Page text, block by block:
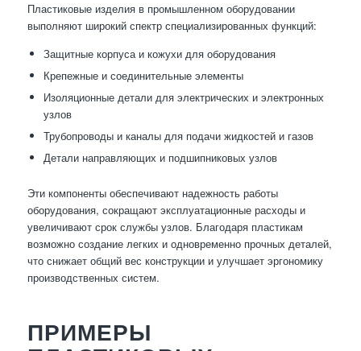
Пластиковые изделия в промышленном оборудовании
выполняют широкий спектр специализированных функций:
Защитные корпуса и кожухи для оборудования
Крепежные и соединительные элементы
Изоляционные детали для электрических и электронных
узлов
Трубопроводы и каналы для подачи жидкостей и газов
Детали направляющих и подшипниковых узлов
Эти компоненты обеспечивают надежность работы
оборудования, сокращают эксплуатационные расходы и
увеличивают срок службы узлов. Благодаря пластикам
возможно создание легких и одновременно прочных деталей,
что снижает общий вес конструкции и улучшает эргономику
производственных систем.
ПРИМЕРЫ